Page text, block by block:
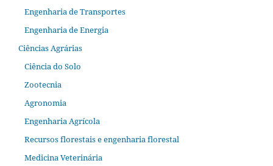
Engenharia de Transportes
Engenharia de Energia
Ciências Agrárias
Ciência do Solo
Zootecnia
Agronomia
Engenharia Agrícola
Recursos florestais e engenharia florestal
Medicina Veterinária